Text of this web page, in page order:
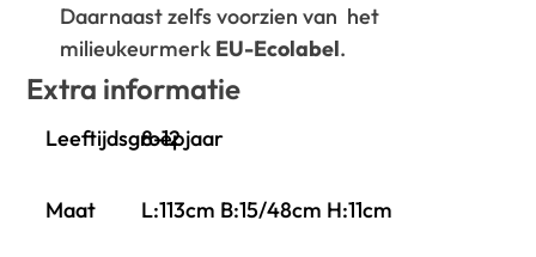
Daarnaast zelfs voorzien van het
milieukeurmerk EU-Ecolabel.
Extra informatie
Leeftijdsgroep8-12 jaar
Maat L:113cm B:15/48cm H:11cm